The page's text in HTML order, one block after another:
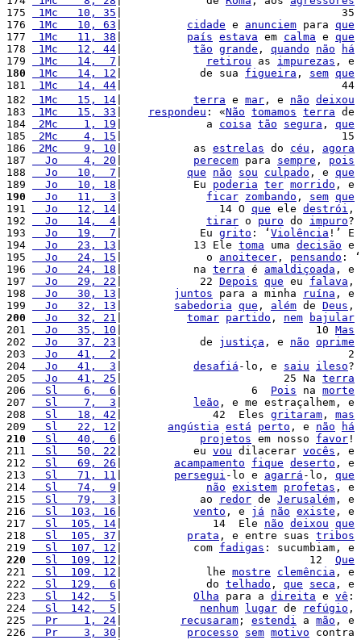
175
1Mc   10, 35 |                                  35
176
1Mc   10, 63 cidade e anunciem para que
177
1Mc   11, 38 país estava em calma e que
178
1Mc   12, 44 tão grande , quando não
há
179
1Mc   14,  7 retirou as impurezas , e
180
1Mc   14, 12 |            de sua figueira , sem que
181
1Mc   14, 44 |                                  44
182
1Mc   15, 14 terra e mar , e não deixou
183
1Mc   15, 33 respondeu : «Não tomamos terra de
184
2Mc    1, 19 |             a coisa tão segura , que
185
2Mc    4, 15 |                                  15
186
2Mc    9, 10 |           as estrelas do céu , agora
187
  Jo    4, 20
perecem para sempre , pois
188
  Jo   10,  7
que não sou culpado , e que
189
  Jo   10, 18
|           Eu poderia ter morrido , e
190
  Jo   11,  3
ficar zombando , sem que
191
  Jo   12, 14
|               14 O que ele destrói ,
192
  Jo   14,  4
tirar o puro do impuro?
193
  Jo   19,  7
|            Eu grito : ‘ Violência !’ E
194
  Jo   23, 13
|           13 Ele toma uma decisão e
195
  Jo   24, 15
|             o anoitecer , pensando : ‘
196
  Jo   24, 18
|           na terra é amaldiçoada , e
197
  Jo   29, 22
|            22 Depois que eu falava ,
198
  Jo   30, 13
juntos para a minha ruína , e
199
  Jo   32, 13
sabedoria que , além de Deus ,
200
  Jo   32, 21
tomar partido , nem
bajular
201
  Jo   35, 10
|                              10 Mas
202
  Jo   37, 23
|            de justiça , e não oprime
203
  Jo   41,  2
|                                   2
204
  Jo   41,  3
desafiá -lo, e saiu ileso?
205
  Jo   41, 25
|                         25 Na terra
206
  Sl    6,  6
|                    6 Pois na morte
207
  Sl    7,  3
leão , e me estraçalhem, e
208
  Sl   18, 42
|              42  Eles gritaram , mas
209
  Sl   22, 12
angústia está perto , e não
há
210
  Sl   40,  6
projetos em nosso favor !
211
  Sl   50, 22
|           eu vou dilacerar vocês , e
212
  Sl   69, 26
acampamento fique deserto , e
213
  Sl   71, 11
persegui -lo e agarrá -lo, que
214
  Sl   74,  9
não existem profetas , e
215
  Sl   79,  3
|            ao redor de Jerusalém , e
216
  Sl  103, 16
vento , e já não existe , e
217
  Sl  105, 14
|              14  Ele não deixou que
218
  Sl  105, 37
prata , e entre suas tribos
219
  Sl  107, 12
|           com fadigas : sucumbiam, e
220
  Sl  109, 12
|                             12 Que
221
  Sl  109, 12
|             lhe mostre clemência , e
222
  Sl  129,  6
|             do telhado , que seca , e
223
  Sl  142,  5
Olha para a direita e vê :
224
  Sl  142,  5
nenhum lugar de refúgio ,
225
  Pr    1, 24
recusaram ; estendi a mão , e
226
  Pr    3, 30
processo sem motivo contra